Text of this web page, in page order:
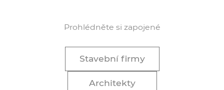
Prohlédněte si zapojené
Stavební firmy
Architekty